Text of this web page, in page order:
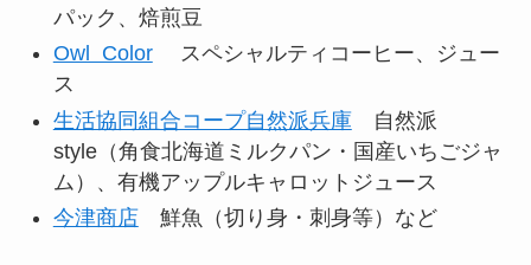
パック、焙煎豆
Owl Colorスペシャルティコーヒー、ジュー
ス
生活協同組合コープ自然派兵庫自然派
style（角食北海道ミルクパン・国産いちごジャ
ム）、有機アップルキャロットジュース
今津商店鮮魚（切り身・刺身等）など